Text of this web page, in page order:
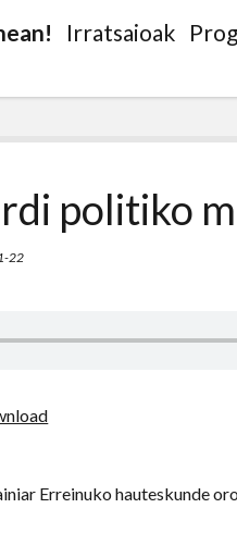
Irratsaioak
politiko
22
Erreinuko hauteskunde